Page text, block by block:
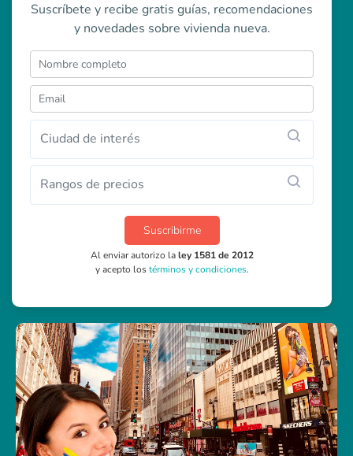
Suscríbete y recibe gratis guías, recomendaciones
y novedades sobre vivienda nueva.
Ciudad de interés
Rangos de precios
Suscribirme
Al enviar autorizo laley 1581 de 2012
y acepto lostérminos y condiciones.